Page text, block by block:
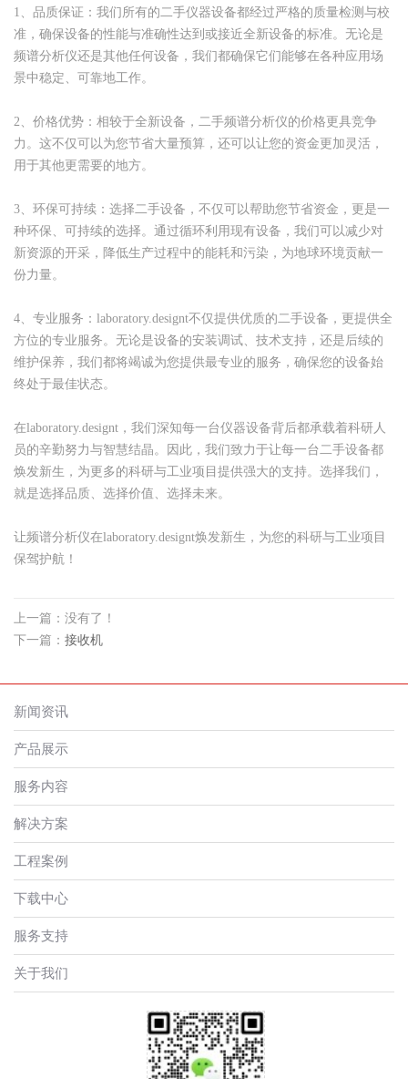
1、品质保证：我们所有的二手仪器设备都经过严格的质量检测与校
准，确保设备的性能与准确性达到或接近全新设备的标准。无论是
频谱分析仪还是其他任何设备，我们都确保它们能够在各种应用场
景中稳定、可靠地工作。
2、价格优势：相较于全新设备，二手频谱分析仪的价格更具竞争
力。这不仅可以为您节省大量预算，还可以让您的资金更加灵活，
用于其他更需要的地方。
3、环保可持续：选择二手设备，不仅可以帮助您节省资金，更是一
种环保、可持续的选择。通过循环利用现有设备，我们可以减少对
新资源的开采，降低生产过程中的能耗和污染，为地球环境贡献一
份力量。
4、专业服务：laboratory.designt不仅提供优质的二手设备，更提供全
方位的专业服务。无论是设备的安装调试、技术支持，还是后续的
维护保养，我们都将竭诚为您提供最专业的服务，确保您的设备始
终处于最佳状态。
在laboratory.designt，我们深知每一台仪器设备背后都承载着科研人
员的辛勤努力与智慧结晶。因此，我们致力于让每一台二手设备都
焕发新生，为更多的科研与工业项目提供强大的支持。选择我们，
就是选择品质、选择价值、选择未来。
让频谱分析仪在laboratory.designt焕发新生，为您的科研与工业项目
保驾护航！
上一篇：没有了！
下一篇： 接收机
新闻资讯
产品展示
服务内容
解决方案
工程案例
下载中心
服务支持
关于我们